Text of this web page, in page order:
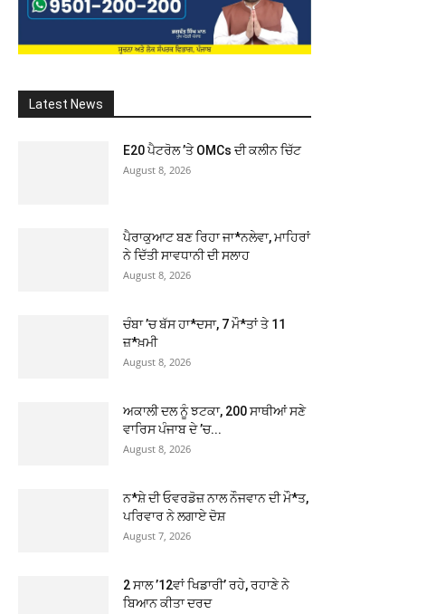
Latest News
E20 ਪੈਟਰੋਲ ’ਤੇ OMCs ਦੀ ਕਲੀਨ ਚਿੱਟ
August 8, 2026
ਪੈਰਾਕੁਆਟ ਬਣ ਰਿਹਾ ਜਾ*ਨਲੇਵਾ, ਮਾਹਿਰਾਂ
ਨੇ ਦਿੱਤੀ ਸਾਵਧਾਨੀ ਦੀ ਸਲਾਹ
August 8, 2026
ਚੰਬਾ ’ਚ ਬੱਸ ਹਾ*ਦਸਾ, 7 ਮੌ*ਤਾਂ ਤੇ 11
ਜ਼*ਖ਼ਮੀ
August 8, 2026
ਅਕਾਲੀ ਦਲ ਨੂੰ ਝਟਕਾ, 200 ਸਾਥੀਆਂ ਸਣੇ
ਵਾਰਿਸ ਪੰਜਾਬ ਦੇ ’ਚ...
August 8, 2026
ਨ*ਸ਼ੇ ਦੀ ਓਵਰਡੋਜ਼ ਨਾਲ ਨੌਜਵਾਨ ਦੀ ਮੌ*ਤ,
ਪਰਿਵਾਰ ਨੇ ਲਗਾਏ ਦੋਸ਼
August 7, 2026
2 ਸਾਲ ’12ਵਾਂ ਖਿਡਾਰੀ’ ਰਹੇ, ਰਹਾਣੇ ਨੇ
ਬਿਆਨ ਕੀਤਾ ਦਰਦ